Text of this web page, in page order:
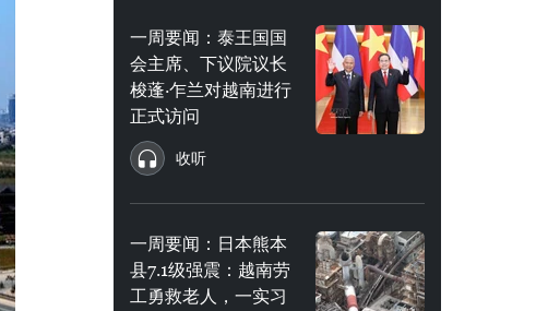
一周要闻：泰王国国
会主席、下议院议长
梭蓬·乍兰对越南进行
正式访问
收听
一周要闻：日本熊本
县7.1级强震：越南劳
工勇救老人，一实习